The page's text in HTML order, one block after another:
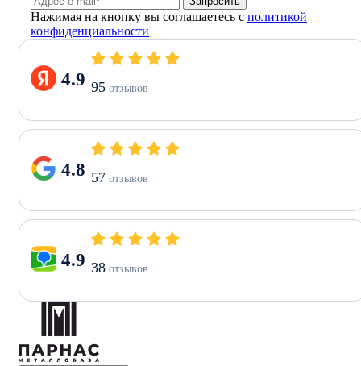
Нажимая на кнопку вы соглашаетесь с политикой
конфиденциальности
4.9 95 отзывов
4.8 57 отзывов
4.9 38 отзывов